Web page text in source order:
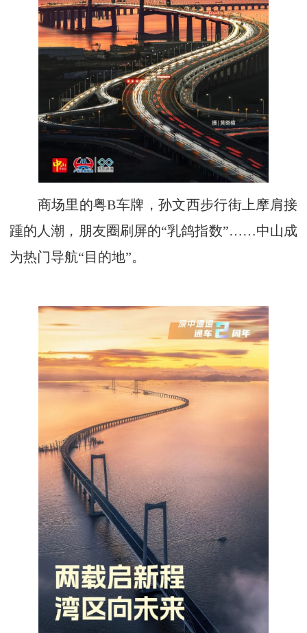
商场里的粤B车牌，孙文西步行街上摩肩接
踵的人潮，朋友圈刷屏的“乳鸽指数”……中山成
为热门导航“目的地”。